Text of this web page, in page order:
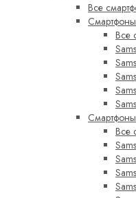
Все
Все
Все